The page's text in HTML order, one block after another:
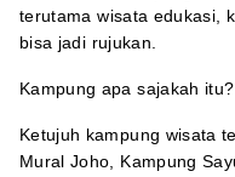
terutama wisata edukasi,
bisa jadi rujukan.
Kampung apa sajakah itu?
Ketujuh kampung wisata
Mural Joho, Kampung